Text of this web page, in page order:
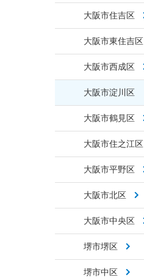
大阪市住吉区
大阪市東住吉区
大阪市西成区
大阪市淀川区
大阪市鶴見区
大阪市住之江区
大阪市平野区
大阪市北区
大阪市中央区
堺市堺区
堺市中区